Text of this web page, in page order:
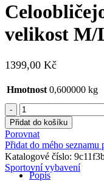
velikost M/
1399,00 Kč
Hmotnost 0,600000 kg
Celoobličejová
přilba
MOTUS,
velikost
M/L
CB-
49
Přidat do košíku
Porovnat
Přidat do mého seznamu
Katalogové číslo:
Sportovní vybavení
Popis